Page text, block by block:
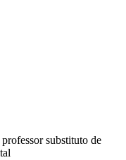
professor substituto de